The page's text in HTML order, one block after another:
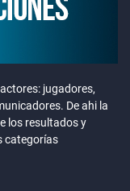
jugadores,
De ahi la
los resultados y
categorías